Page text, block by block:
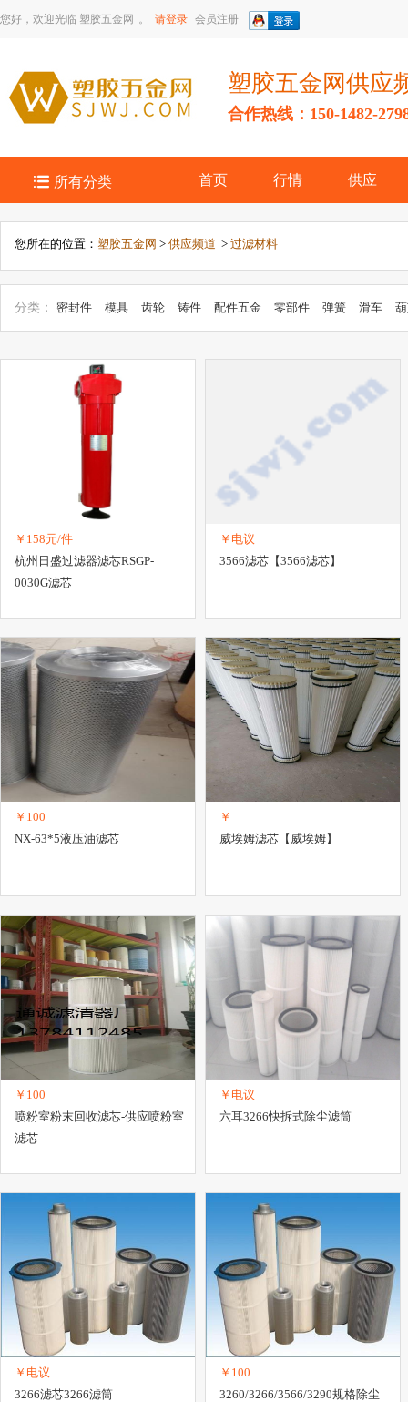
您好，欢迎光临 塑胶五金网 。 请登录 会员注册
塑胶五金网供应
合作热线：150-1482-
 所有分类 首页 行情 供应
您所在的位置： 塑胶五金网 > 供应频道 > 过滤材料
分类： 密封件 模具 齿轮 铸件 配件五金 零部件 弹簧 滑车
传动件
轴承 链条、链轮 润滑器 焊接设备与材料 电焊机
千斤顶
件
脚轮、万向轮 滚筒 卸扣 紧固件 液压元件 船用五金配件
管
密封、润滑 卡箍、抱
￥158元/件
杭州日盛过滤器滤芯RSGP-
0030G滤芯
￥电议
3566滤芯【3566滤芯】
￥100
NX-63*5液压油滤芯
￥
威埃姆滤芯【威埃姆】
￥100
喷粉室粉末回收滤芯-供应喷粉室
滤芯
￥电议
六耳3266快拆式除尘滤筒
￥电议
3266滤芯3266滤筒
￥100
3260/3266/3566/3290规格除尘